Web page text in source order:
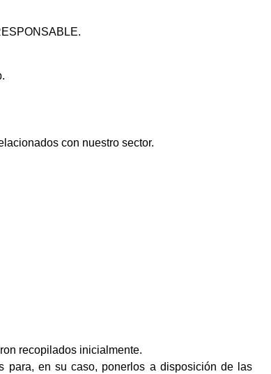
con nuestro sector.
recopilados inicialmente.
para, en su caso, ponerlos a disposición de las